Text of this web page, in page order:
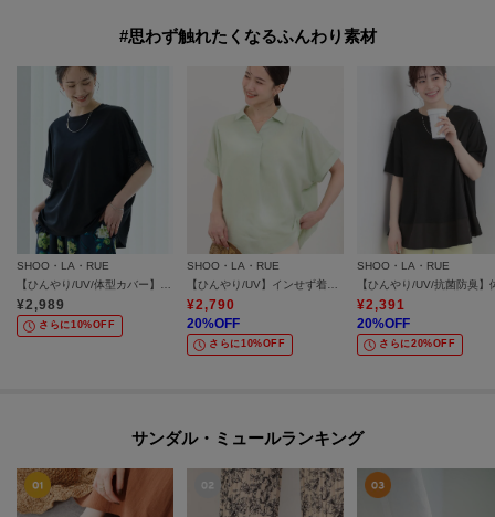
#思わず触れたくなるふんわり素材
SHOO・LA・RUE
【ひんやり/UV/体型カバー】ヒップ周りが隠せる ひんやりお袖レースTシャツ
¥2,989
さらに10%OFF
SHOO・LA・RUE
【ひんやり/UV】インせず着られる フレンチリネンスキッパーシャツ
¥2,790
20%OFF
さらに10%OFF
SHOO・LA・RUE
¥2,391
20%OFF
さらに20%OFF
サンダル・ミュールランキング